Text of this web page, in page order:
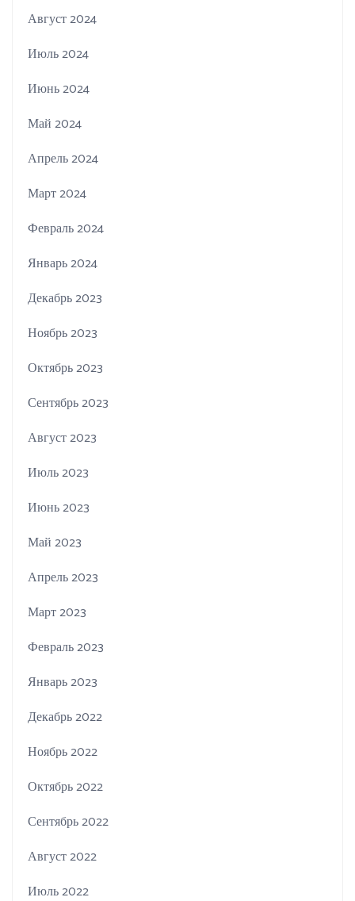
Август 2024
Июль 2024
Июнь 2024
Май 2024
Апрель 2024
Март 2024
Февраль 2024
Январь 2024
Декабрь 2023
Ноябрь 2023
Октябрь 2023
Сентябрь 2023
Август 2023
Июль 2023
Июнь 2023
Май 2023
Апрель 2023
Март 2023
Февраль 2023
Январь 2023
Декабрь 2022
Ноябрь 2022
Октябрь 2022
Сентябрь 2022
Август 2022
Июль 2022